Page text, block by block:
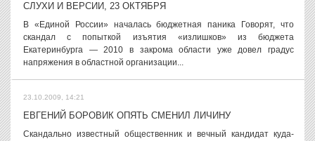
СЛУХИ И ВЕРСИИ, 23 ОКТЯБРЯ
В «Единой России» началась бюджетная паника Говорят, что
скандал с попыткой изъятия «излишков» из бюджета
Екатеринбурга — 2010 в закрома области уже довел градус
напряжения в областной организации...
23.10.2009, 14:21
ЕВГЕНИЙ БОРОВИК ОПЯТЬ СМЕНИЛ ЛИЧИНУ
Скандально известный общественник и вечный кандидат куда-